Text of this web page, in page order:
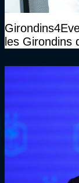
les Girondins